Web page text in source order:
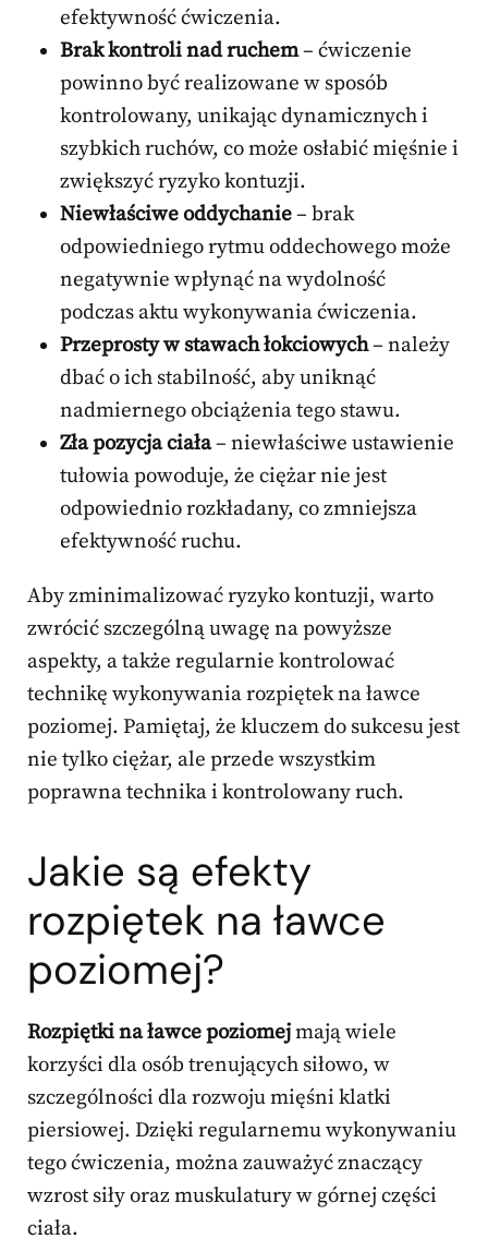
efektywność ćwiczenia.
Brak kontroli nad ruchem– ćwiczenie
powinno być realizowane w sposób
kontrolowany, unikając dynamicznych i
szybkich ruchów, co może osłabić mięśnie i
zwiększyć ryzyko kontuzji.
Niewłaściwe oddychanie– brak
odpowiedniego rytmu oddechowego może
negatywnie wpłynąć na wydolność
podczas aktu wykonywania ćwiczenia.
Przeprosty w stawach łokciowych– należy
dbać o ich stabilność, aby uniknąć
nadmiernego obciążenia tego stawu.
Zła pozycja ciała– niewłaściwe ustawienie
tułowia powoduje, że ciężar nie jest
odpowiednio rozkładany, co zmniejsza
efektywność ruchu.
Aby zminimalizować ryzyko kontuzji, warto
zwrócić szczególną uwagę na powyższe
aspekty, a także regularnie kontrolować
technikę wykonywania rozpiętek na ławce
poziomej. Pamiętaj, że kluczem do sukcesu jest
nie tylko ciężar, ale przede wszystkim
poprawna technika i kontrolowany ruch.
Jakie są efekty
rozpiętek na ławce
poziomej?
Rozpiętki na ławce poziomejmają wiele
korzyści dla osób trenujących siłowo, w
szczególności dla rozwoju mięśni klatki
piersiowej. Dzięki regularnemu wykonywaniu
tego ćwiczenia, można zauważyć znaczący
wzrost siły oraz muskulatury w górnej części
ciała.